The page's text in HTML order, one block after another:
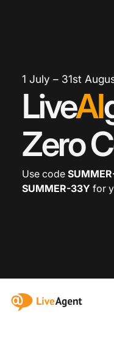
1 July – 31st
LiveAI
Zero
Use code
SUMMER-33Y for
:site.title